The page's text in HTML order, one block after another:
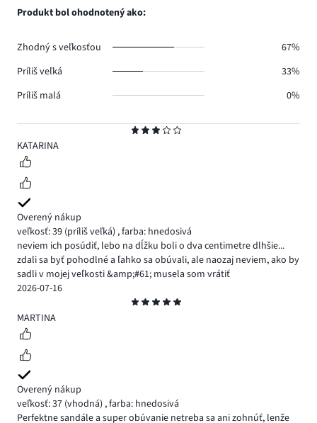
3
KATARINA
Overený nákup
veľkosť: 39 (príliš veľká) ,farba: hnedosivá
neviem ich posúdiť, lebo na dĺžku boli o dva centimetre dlhšie...
zdali sa byť pohodlné a ľahko sa obúvali, ale naozaj neviem, ako by
sadli v mojej veľkosti &amp;#61; musela som vrátiť
2026-07-16
5
MARTINA
Overený nákup
veľkosť: 37 (vhodná) ,farba: hnedosivá
Perfektne sandále a super obúvanie netreba sa ani zohnúť, lenže
Produkt bol ohodnotený ako:
Zhodný s veľkosťou
67%
Príliš veľká
33%
Príliš malá
0%